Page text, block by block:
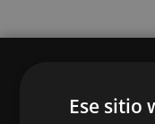
Ese sitio